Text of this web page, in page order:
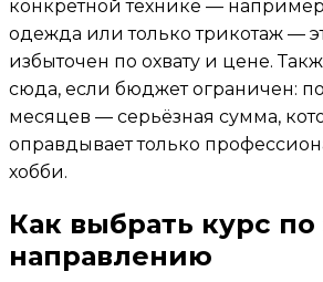
конкретной технике —
одежда или только трикотаж —
избыточен по охвату и цене.
сюда, если бюджет ограничен:
месяцев — серьёзная сумма,
оправдывает только
хобби.
Как выбрать курс по
направлению